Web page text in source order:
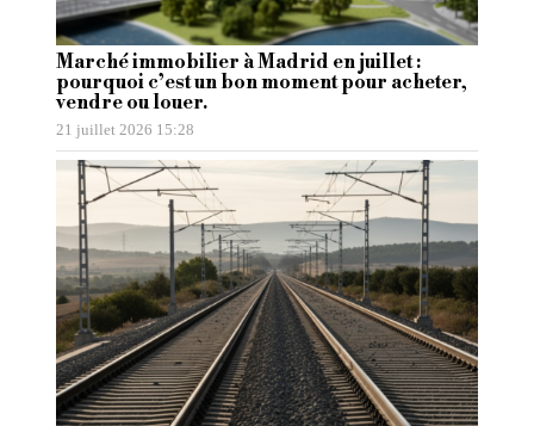
Marché immobilier à Madrid en juillet :
pourquoi c’est un bon moment pour acheter,
vendre ou louer.
21 juillet 2026 15:28